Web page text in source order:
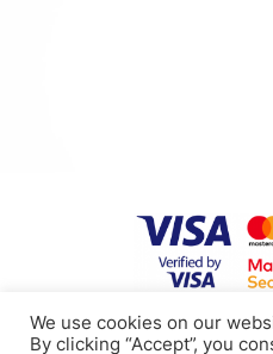
Tel: +371 24112117 E-
We use cookies on our
By clicking “Accept”, you